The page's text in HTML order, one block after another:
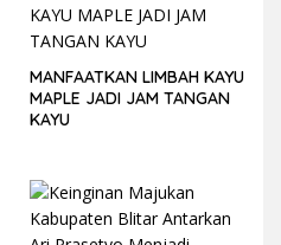
MANFAATKAN LIMBAH KAYU
MAPLE JADI JAM TANGAN
KAYU